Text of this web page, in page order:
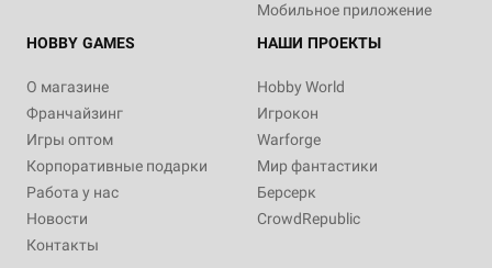
Мобильное приложение
HOBBY GAMES
О магазине
Франчайзинг
Игры оптом
Корпоративные подарки
Работа у нас
Новости
Контакты
НАШИ ПРОЕКТЫ
Hobby World
Игрокон
Warforge
Мир фантастики
Берсерк
CrowdRepublic